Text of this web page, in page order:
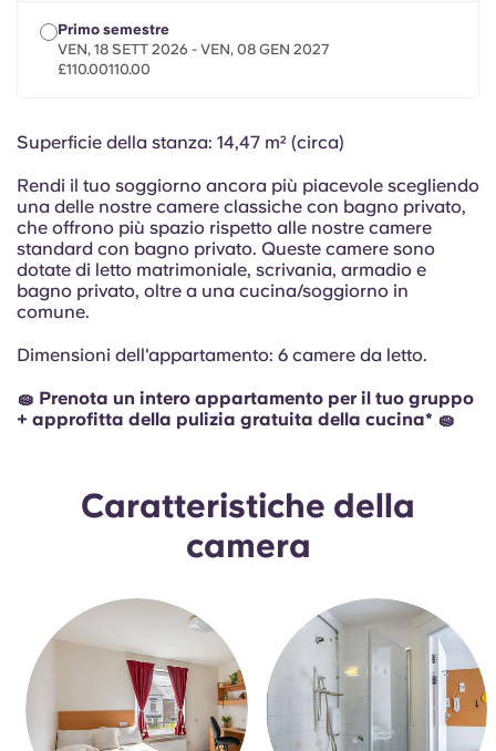
Primo semestre
VEN, 18 SETT 2026 - VEN, 08 GEN 2027
£110.00110.00
Superficie della stanza: 14,47 m² (circa)
Rendi il tuo soggiorno ancora più piacevole scegliendo
una delle nostre camere classiche con bagno privato,
che offrono più spazio rispetto alle nostre camere
standard con bagno privato. Queste camere sono
dotate di letto matrimoniale, scrivania, armadio e
bagno privato, oltre a una cucina/soggiorno in
comune.
Dimensioni dell'appartamento: 6 camere da letto.
🧽 Prenota un intero appartamento per il tuo gruppo
+ approfitta della pulizia gratuita della cucina* 🧽
Caratteristiche della
camera